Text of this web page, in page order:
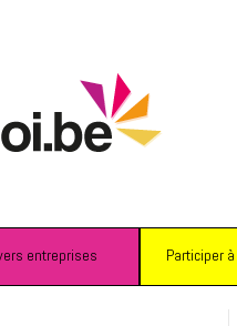
entreprises Participer